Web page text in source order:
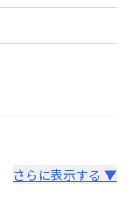
さらに表示する ▼